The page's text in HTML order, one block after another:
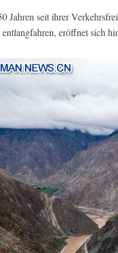
Jahren seit ihrer
eröffnet sich